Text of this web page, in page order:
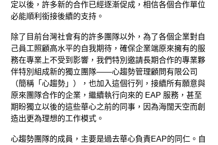
定以後，許多新的合作已經逐漸促成，相信各個合作單位
必能順利銜接後續的支持。
除了目前台灣社會有的許多團隊以外，為了各個企業對自
己員工照顧高水平的自我期待，確保企業端原來擁有的服
務在專業上不受到影響，我們特別邀請長期合作的專業夥
伴特別組成新的獨立團隊——心趨勢管理顧問有限公司
（簡稱「心趨勢」），也加入這個行列，接續所有願意與
原來團隊合作的企業，繼續執行向來的 EAP 服務，甚至
期盼獨立以後的這些華心之前的同事，因為海闊天空而創
造出更為理想的工作模式。
心趨勢團隊的成員，主要是過去華心負責EAP的同仁。自